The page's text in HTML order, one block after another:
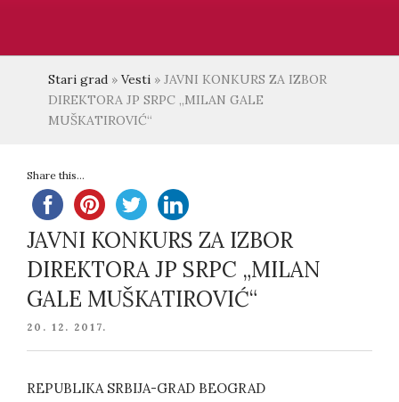
Stari grad » Vesti » JAVNI KONKURS ZA IZBOR
DIREKTORA JP SRPC „MILAN GALE
MUŠKATIROVIĆ“
Share this...
JAVNI KONKURS ZA IZBOR
DIREKTORA JP SRPC „MILAN
GALE MUŠKATIROVIĆ“
POSTED
20. 12. 2017.
REPUBLIKA SRBIJA-GRAD BEOGRAD